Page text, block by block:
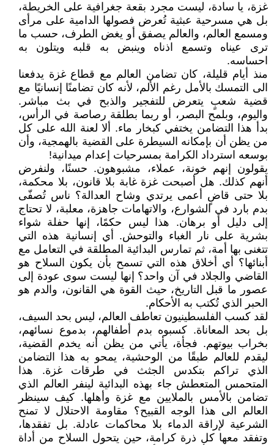
غزة، يا سادة، ليست مجرد بقعة جغرافية على الخريطة،
بل هي مسرحية عبثية تُعرض فصولها الدامية على مرأى
ومسمع العالم، والعالم يصفق أو يغض الطرف، حسب ما
ترى عيناه وتسمع اذناه وينبض به قلبه ويتلون به
احساسه.
منذ أيام قليلة، كان تضامن العالم مع قطاع غزة يدفعنا
الى التمسك بالأمل رغم الألم، لأنه كان تضامنًا إنسانيًا مع
قضية شعبٍ يتعرض للتفجير والذبح في بث مباشر.
واليوم، وبلمح البصر، أو ربما بطلقة رصاصة في الرأس،
بدأ هذا التضامن يختفي كبخار ماء. ألا لعنة الله على كل
من يظن أن بإمكانه السيطرة على القضية بالهمجية، وأن
بوسعه استرداد الكرامة بمسرحيات إعدام ميدانية!
يقولون إنهم خونة، عملاء، مشبوهون. حسنًا، ولنفرض
أنهم كذلك. هل أصبحت غزة غابة بلا قانون، بلا محكمة،
بلا حتى قاضٍ أعمى يرتدي وشاح العدالة؟ ناس تُصفّى
بدم بارد في الشوارع، والاتهامات جاهزة، معلبة، لا تحتاج
إلى دليل أو برهان. هذا ليس حكمًا، إنها حفلة شواء
بشرية على نار الغباء والتوحش. أي إنسانية هذه التي
تتغنى بها أمة، ثم تمارس البدائية المطلقة في التعامل مع
أبنائها؟ أي أخلاق هذه التي تسمح بأن يكون السلاح هو
القاضي والجلاد في آن واحد؟ إنها ليست سوى عودة إلى
عصور ما قبل التاريخ، حيث القوة هي القانون، والدم هو
الحبر الذي تُكتب به الأحكام.
لقد كسب الفلسطينيون تعاطف العالم، ليس بحد السيف،
بل بحد المعاناة. كسبوه بدم أطفالهم، بدموع نسائهم،
بخراب بيوتهم. فجأة، يأتي من يظن أنه يخدم القضية،
ليقدم للعالم طبقًا من الوحشية، يمحو به هذا التضامن
الذي تراكم بتكدس الجثث في طرقات غزة. هذا
المتحمس المتعطش جاء بهذه البدائية لينفر العالم الذي
تضامن بالأمس بالملايين مع غزة وأهلها. كيف سينظر
العالم الى هذا الوجه القبيح؟ مقاومة الاحتلال لا تمنح
الشرعية لإراقة الدماء بلا محاكمات عادلة. بل تفقدها،
وتفقد معها كل ذرة كرامة، حين يتحول السلاح من أداة